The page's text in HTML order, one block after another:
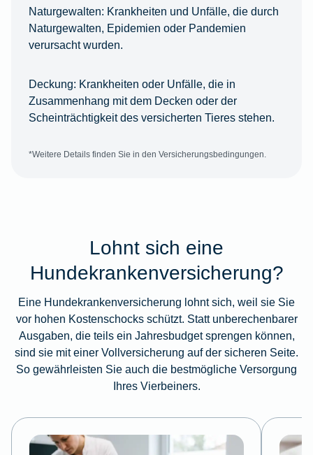
Naturgewalten: Krankheiten und Unfälle, die durch
Naturgewalten, Epidemien oder Pandemien
verursacht wurden.
Deckung: Krankheiten oder Unfälle, die in
Zusammenhang mit dem Decken oder der
Scheinträchtigkeit des versicherten Tieres stehen.
*Weitere Details finden Sie in den Versicherungsbedingungen.
Lohnt sich eine
Hundekrankenversicherung?
Eine Hundekrankenversicherung lohnt sich, weil sie Sie
vor hohen Kostenschocks schützt. Statt unberechenbarer
Ausgaben, die teils ein Jahresbudget sprengen können,
sind sie mit einer Vollversicherung auf der sicheren Seite.
So gewährleisten Sie auch die bestmögliche Versorgung
Ihres Vierbeiners.